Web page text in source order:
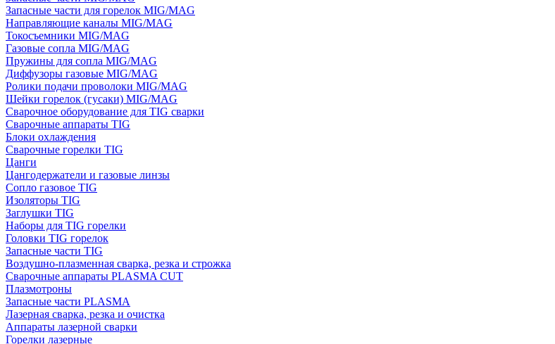
Запасные части для горелок MIG/MAG
Направляющие каналы MIG/MAG
Токосъемники MIG/MAG
Газовые сопла MIG/MAG
Пружины для сопла MIG/MAG
Диффузоры газовые MIG/MAG
Ролики подачи проволоки MIG/MAG
Шейки горелок (гусаки) MIG/MAG
Сварочное оборудование для TIG сварки
Сварочные аппараты TIG
Блоки охлаждения
Сварочные горелки TIG
Цанги
Цангодержатели и газовые линзы
Сопло газовое TIG
Изоляторы TIG
Заглушки TIG
Наборы для TIG горелки
Головки TIG горелок
Запасные части TIG
Воздушно-плазменная сварка, резка и строжка
Сварочные аппараты PLASMA CUT
Плазмотроны
Запасные части PLASMA
Лазерная сварка, резка и очистка
Аппараты лазерной сварки
Горелки лазерные